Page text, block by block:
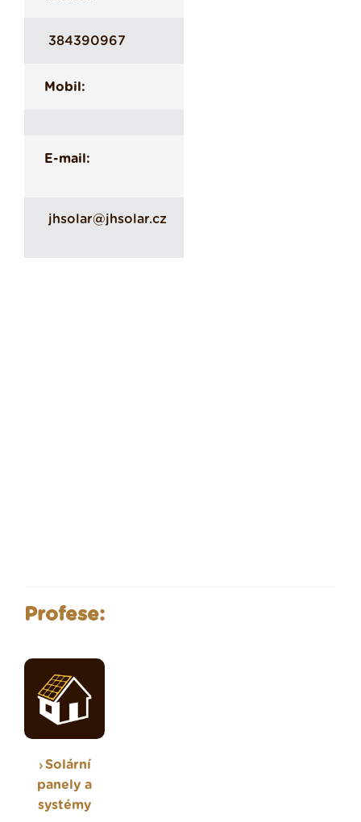
384390967
Mobil:
E-mail:
jhsolar@jhsolar.cz
Profese:
Solární
panely a
systémy